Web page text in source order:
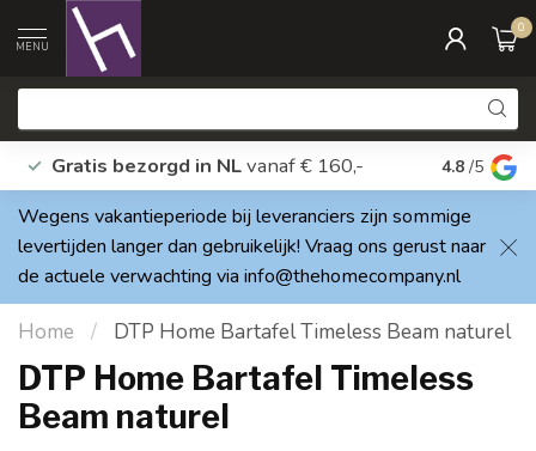
MENU
0
Gratis bezorgd in NLvanaf € 160,- Vragen?
4.8 /5
Wegens vakantieperiode bij leveranciers zijn sommige
levertijden langer dan gebruikelijk! Vraag ons gerust naar
de actuele verwachting via info@thehomecompany.nl
Home / DTP Home Bartafel Timeless Beam naturel
DTP Home Bartafel Timeless
Beam naturel